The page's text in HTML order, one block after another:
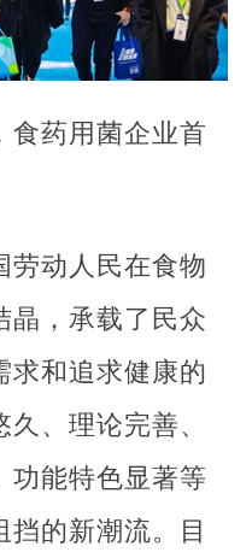
食药用菌企业首
劳动人民在食物
晶，承载了民众
求和追求健康的
、理论完善、
功能特色显著等
挡的新潮流。目